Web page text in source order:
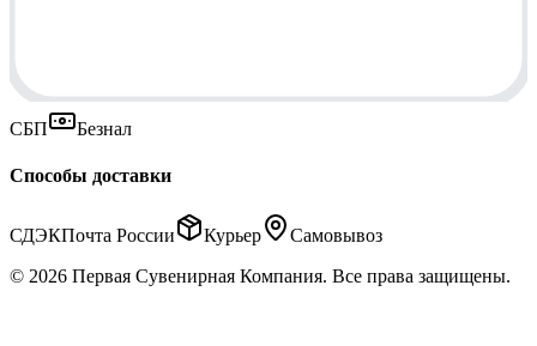
СБП Безнал
Способы доставки
СДЭКПочта России Курьер
Самовывоз
© 2026 Первая Сувенирная Компания. Все права защищены.